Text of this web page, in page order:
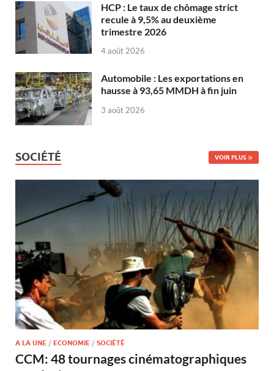
HCP : Le taux de chômage strict
recule à 9,5% au deuxième
trimestre 2026
4 août 2026
Automobile : Les exportations en
hausse à 93,65 MMDH à fin juin
3 août 2026
SOCIÉTÉ VOIR PLUS
A LA UNE / ECONOMIE / SOCIÉTÉ
CCM: 48 tournages cinématographiques